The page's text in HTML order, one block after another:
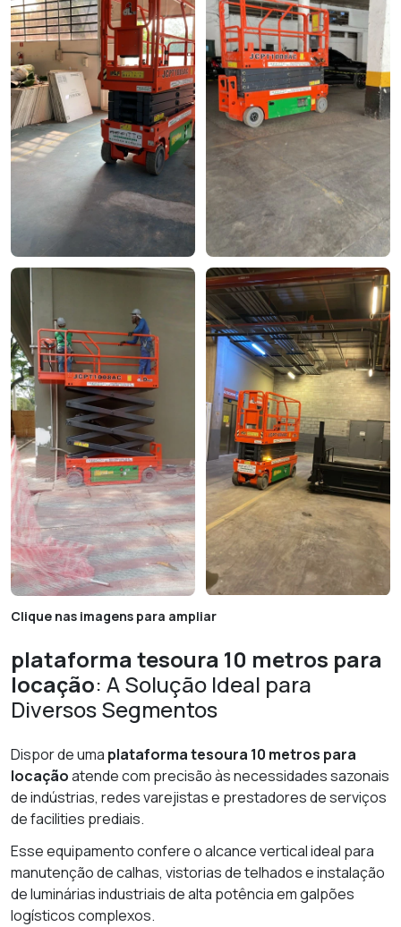
Clique nas imagens para ampliar
plataforma tesoura 10 metros para
locação: A Solução Ideal para
Diversos Segmentos
Dispor de uma plataforma tesoura 10 metros para
locaçãoatende com precisão às necessidades sazonais
de indústrias, redes varejistas e prestadores de serviços
de facilities prediais.
Esse equipamento confere o alcance vertical ideal para
manutenção de calhas, vistorias de telhados e instalação
de luminárias industriais de alta potência em galpões
logísticos complexos.